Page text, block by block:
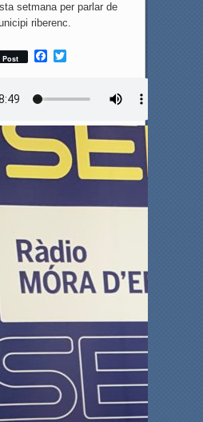
setmana per parlar de
riberenc.
Post
F
k
T